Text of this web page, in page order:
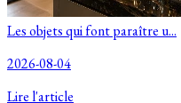
Les objets qui font paraître u...
2026-08-04
Lire l'article